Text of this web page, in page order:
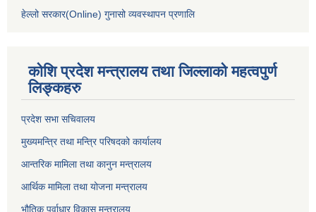
हेल्लो सरकार(Online) गुनासो व्यवस्थापन प्रणालि
कोशि प्रदेश मन्त्रालय तथा जिल्लाको महत्वपुर्ण
लिङ्कहरु
प्रदेश सभा सचिवालय
मुख्यमन्त्रि तथा मन्त्रि परिषदको कार्यालय
आन्तरिक मामिला तथा कानुन मन्त्रालय
आर्थिक मामिला तथा योजना मन्त्रालय
भौतिक पुर्वाधार विकास मन्त्रालय